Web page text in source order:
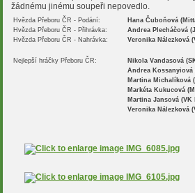
žádnému jinému soupeři nepovedlo.
Hvězda Přeboru ČR - Podání:
Hana Čuboňová
Hvězda Přeboru ČR - Přihrávka:
Andrea Plecháčová
Hvězda Přeboru ČR - Nahrávka:
Veronika Nálezková
Nejlepší hráčky Přeboru ČR:
Nikola Vandasová
Andrea
Martina Michalíková
Markéta Kukucová
Martina Jansová (VK
Veronika Nálezková